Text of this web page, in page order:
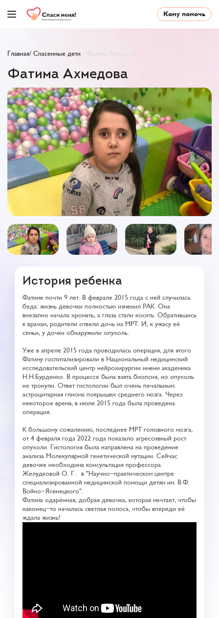
Кому помочь
Главная/ Cпасенные дети Фатима Ахмедова
Фатима Ахмедова
История ребенка
Фатиме почти 9 лет. В феврале 2015 года с ней случилась
беда: жизнь девочки полностью изменил РАК. Она
внезапно начала хромать, а глаза стали косить. Обратившись
к врачам, родители отвели дочь на МРТ. И, к ужасу её
семьи, у дочки обнаружили опухоль.
Уже в апреле 2015 года проводилась операция, для этого
Фатиму госпитализировали в Национальный медицинский
исследовательский центр нейрохирургии имени академика
Н.Н.Бурденко. В процессе была взята биопсия, но опухоль
не тронули. Ответ гистологии был очень печальным:
астроцитарная глиома покрышки среднего мозга. Через
некоторое время, в июле 2015 года была проведена
операция.
К большому сожалению, последнее МРТ головного мозга,
от 4 февраля года 2022 года показало агрессивный рост
опухоли. Гистология была направлена на проведение
анализа Молекулярной генетической мутации. Сейчас
девочке необходима консультация профессора
Желудковой О. Г. в "Научно-практическом центре
специализированной медицинской помощи детям им. В.Ф.
Войно-Ясенецкого".
Фатима одарённая, добрая девочка, которая мечтает, чтобы
наконец-то началась светлая полоса, чтобы впереди её
ждала жизнь!